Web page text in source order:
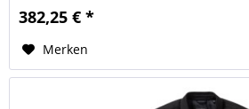
382,25 € *
Merken